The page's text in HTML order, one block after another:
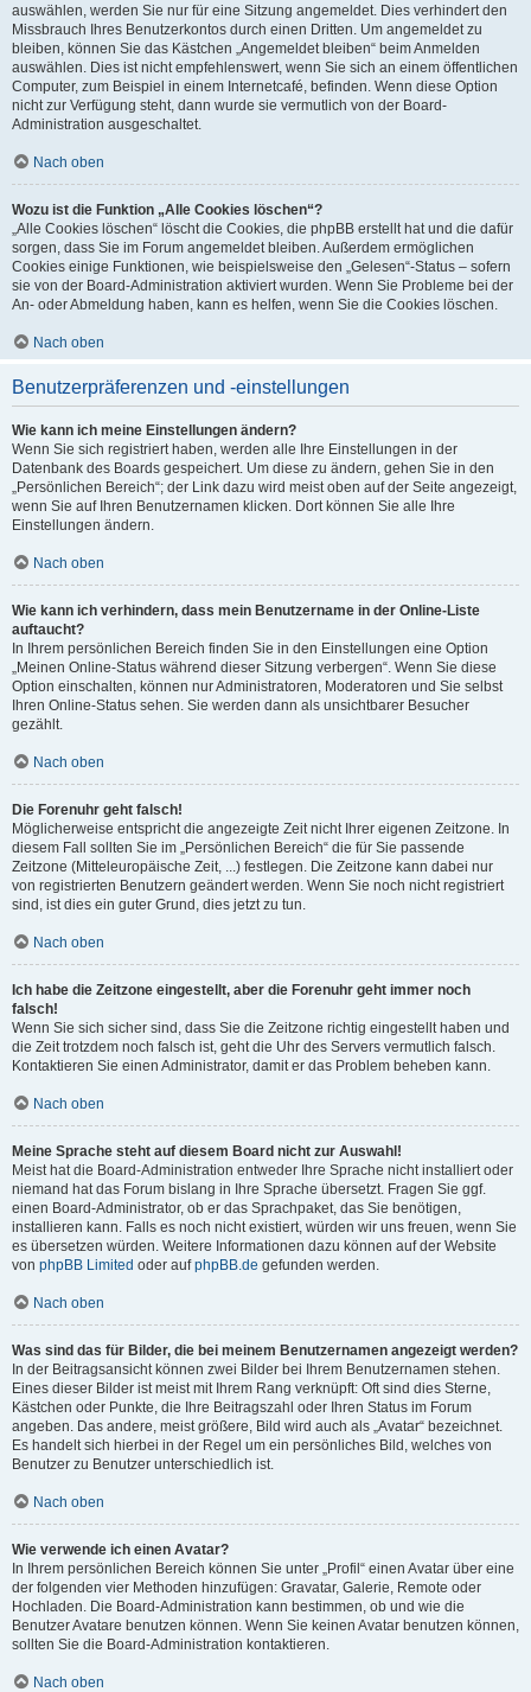
auswählen, werden Sie nur für eine Sitzung angemeldet. Dies verhindert den
Missbrauch Ihres Benutzerkontos durch einen Dritten. Um angemeldet zu
bleiben, können Sie das Kästchen „Angemeldet bleiben“ beim Anmelden
auswählen. Dies ist nicht empfehlenswert, wenn Sie sich an einem öffentlichen
Computer, zum Beispiel in einem Internetcafé, befinden. Wenn diese Option
nicht zur Verfügung steht, dann wurde sie vermutlich von der Board-
Administration ausgeschaltet.
Nach oben
Wozu ist die Funktion „Alle Cookies löschen“?
„Alle Cookies löschen“ löscht die Cookies, die phpBB erstellt hat und die dafür
sorgen, dass Sie im Forum angemeldet bleiben. Außerdem ermöglichen
Cookies einige Funktionen, wie beispielsweise den „Gelesen“-Status – sofern
sie von der Board-Administration aktiviert wurden. Wenn Sie Probleme bei der
An- oder Abmeldung haben, kann es helfen, wenn Sie die Cookies löschen.
Nach oben
Benutzerpräferenzen und -einstellungen
Wie kann ich meine Einstellungen ändern?
Wenn Sie sich registriert haben, werden alle Ihre Einstellungen in der
Datenbank des Boards gespeichert. Um diese zu ändern, gehen Sie in den
„Persönlichen Bereich“; der Link dazu wird meist oben auf der Seite angezeigt,
wenn Sie auf Ihren Benutzernamen klicken. Dort können Sie alle Ihre
Einstellungen ändern.
Nach oben
Wie kann ich verhindern, dass mein Benutzername in der Online-Liste
auftaucht?
In Ihrem persönlichen Bereich finden Sie in den Einstellungen eine Option
„Meinen Online-Status während dieser Sitzung verbergen“. Wenn Sie diese
Option einschalten, können nur Administratoren, Moderatoren und Sie selbst
Ihren Online-Status sehen. Sie werden dann als unsichtbarer Besucher
gezählt.
Nach oben
Die Forenuhr geht falsch!
Möglicherweise entspricht die angezeigte Zeit nicht Ihrer eigenen Zeitzone. In
diesem Fall sollten Sie im „Persönlichen Bereich“ die für Sie passende
Zeitzone (Mitteleuropäische Zeit, ...) festlegen. Die Zeitzone kann dabei nur
von registrierten Benutzern geändert werden. Wenn Sie noch nicht registriert
sind, ist dies ein guter Grund, dies jetzt zu tun.
Nach oben
Ich habe die Zeitzone eingestellt, aber die Forenuhr geht immer noch
falsch!
Wenn Sie sich sicher sind, dass Sie die Zeitzone richtig eingestellt haben und
die Zeit trotzdem noch falsch ist, geht die Uhr des Servers vermutlich falsch.
Kontaktieren Sie einen Administrator, damit er das Problem beheben kann.
Nach oben
Meine Sprache steht auf diesem Board nicht zur Auswahl!
Meist hat die Board-Administration entweder Ihre Sprache nicht installiert oder
niemand hat das Forum bislang in Ihre Sprache übersetzt. Fragen Sie ggf.
einen Board-Administrator, ob er das Sprachpaket, das Sie benötigen,
installieren kann. Falls es noch nicht existiert, würden wir uns freuen, wenn Sie
es übersetzen würden. Weitere Informationen dazu können auf der Website
von phpBB Limited oder aufphpBB.de gefunden werden.
Nach oben
Was sind das für Bilder, die bei meinem Benutzernamen angezeigt werden?
In der Beitragsansicht können zwei Bilder bei Ihrem Benutzernamen stehen.
Eines dieser Bilder ist meist mit Ihrem Rang verknüpft: Oft sind dies Sterne,
Kästchen oder Punkte, die Ihre Beitragszahl oder Ihren Status im Forum
angeben. Das andere, meist größere, Bild wird auch als „Avatar“ bezeichnet.
Es handelt sich hierbei in der Regel um ein persönliches Bild, welches von
Benutzer zu Benutzer unterschiedlich ist.
Nach oben
Wie verwende ich einen Avatar?
In Ihrem persönlichen Bereich können Sie unter „Profil“ einen Avatar über eine
der folgenden vier Methoden hinzufügen: Gravatar, Galerie, Remote oder
Hochladen. Die Board-Administration kann bestimmen, ob und wie die
Benutzer Avatare benutzen können. Wenn Sie keinen Avatar benutzen können,
sollten Sie die Board-Administration kontaktieren.
Nach oben